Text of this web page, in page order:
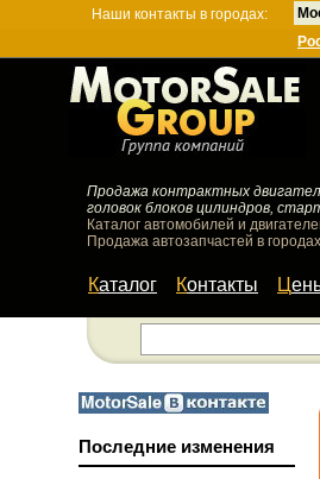
Наши контакты в городах:
Продажа контрактных
головок блоков цилиндров,
Каталог автомобилей и
Продажа автозапчастей в
Каталог Контакты
Последние изменения